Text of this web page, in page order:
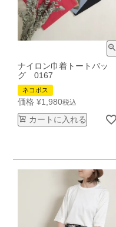
ナイロン巾着トートバッ
グ 0167
ネコポス
価格 ¥1,980税込
カートに入れる